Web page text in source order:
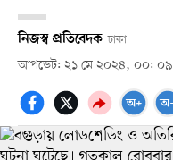
নিজস্ব প্রতিবেদক ঢাকা
আপডেট: ২১ মে ২০২৪, ০০: ০৯